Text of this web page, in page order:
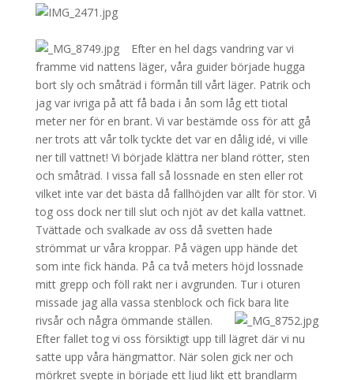
Efter en hel dags vandring var vi
framme vid nattens läger, våra guider började hugga
bort sly och småträd i förmån till vårt läger. Patrik och
jag var ivriga på att få bada i ån som låg ett tiotal
meter ner för en brant. Vi var bestämde oss för att gå
ner trots att vår tolk tyckte det var en dålig idé, vi ville
ner till vattnet! Vi började klättra ner bland rötter, sten
och småträd. I vissa fall så lossnade en sten eller rot
vilket inte var det bästa då fallhöjden var allt för stor. Vi
tog oss dock ner till slut och njöt av det kalla vattnet.
Tvättade och svalkade av oss då svetten hade
strömmat ur våra kroppar. På vägen upp hände det
som inte fick hända. På ca två meters höjd lossnade
mitt grepp och föll rakt ner i avgrunden. Tur i oturen
missade jag alla vassa stenblock och fick bara lite
rivsår och några ömmande ställen.
Efter fallet tog vi oss försiktigt upp till lägret där vi nu
satte upp våra hängmattor. När solen gick ner och
mörkret svepte in började ett ljud likt ett brandlarm